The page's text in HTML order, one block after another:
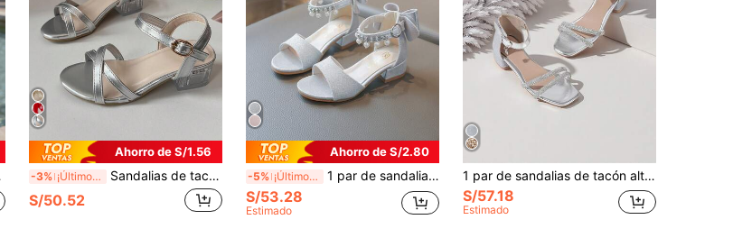
Ahorro de S/1.56
-3% ¡Últimos 3 días Sandalias de tacón alto elegantes para niñas, talla 26-36 | Tacón grueso transparente y correa para el tobillo | Zapatos metálicos multicolor, adecuados para niña de las flores, comunión y ocasiones formales
S/50.52
Ahorro de S/2.80
-5% ¡Últimos 3 días 1 par de sandalias de tacón alto con purpurina plateada, cristales y lazo para niñas. Sandalias de princesa con suela suave y antideslizante, de punta abierta y hebilla. Zapatos de vestir versátiles, casuales y transpirables para fiestas y uso al aire libre.
S/53.28
Estimado
1 par de sandalias de tacón alto con strass brillante para niñas, decoradas con diamantes brillantes en la parte superior, combinadas con una elegante correa de tobillo y un adorno colgante, adecuadas para que las niñas las usen en diversas ocasiones formales como bodas, banquetes o fiestas de cumpleaños,
S/57.18
Estimado